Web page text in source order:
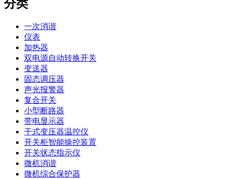
分类
一次消谐
仪表
加热器
双电源自动转换开关
变送器
固态调压器
声光报警器
复合开关
小型断路器
带电显示器
干式变压器温控仪
开关柜智能操控装置
开关状态指示仪
微机消谐
微机综合保护器